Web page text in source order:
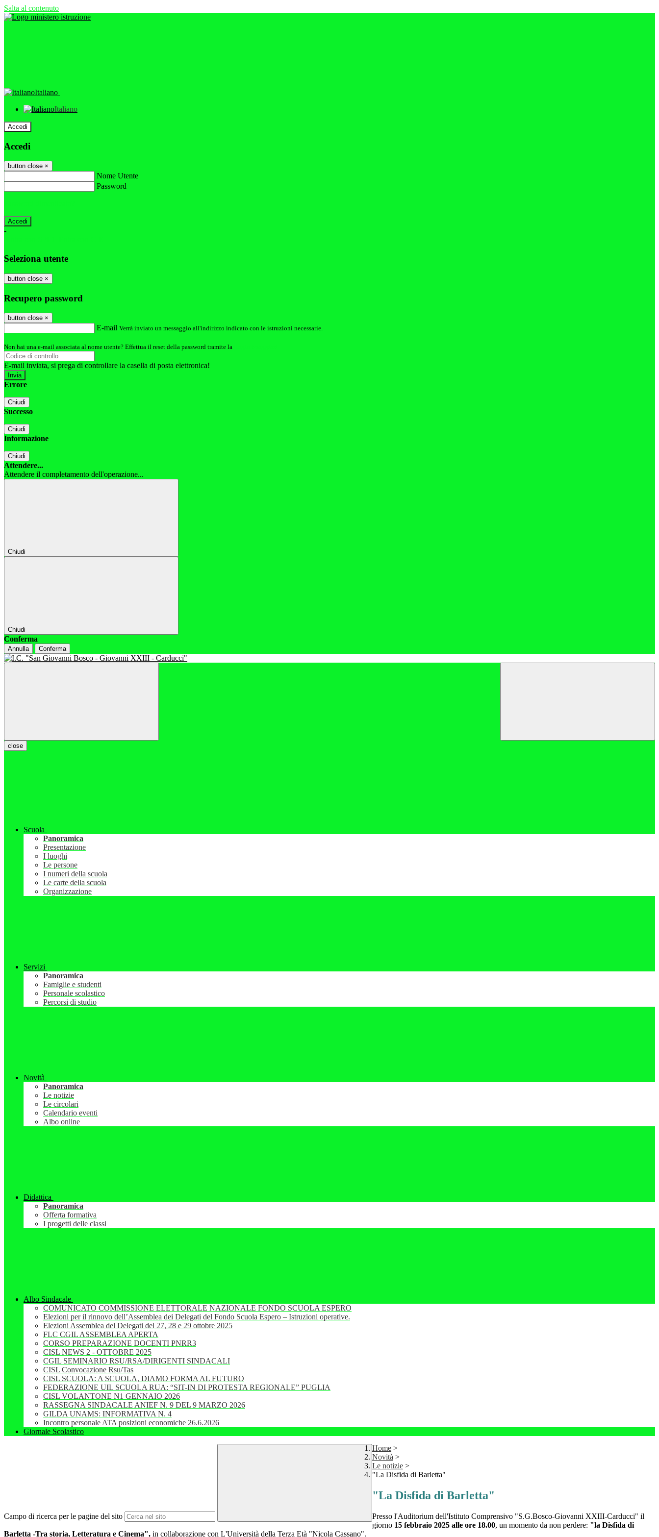
Salta al contenuto
Italiano
Italiano
Accedi
Accedi
button close ×
Nome Utente
Password
-
Seleziona utente
button close ×
Recupero password
button close ×
E-mail Verrà inviato un messaggio all'indirizzo indicato con le istruzioni necessarie.
Non hai una e-mail associata al nome utente? Effettua il reset della password tramite la
E-mail inviata, si prega di controllare la casella di posta elettronica!
Errore
Chiudi
Successo
Chiudi
Informazione
Chiudi
Attendere...
Attendere il completamento dell'operazione...
Chiudi
Chiudi
Conferma
Annulla Conferma
close
Scuola
Panoramica
Presentazione
I luoghi
Le persone
I numeri della scuola
Le carte della scuola
Organizzazione
Servizi
Panoramica
Famiglie e studenti
Personale scolastico
Percorsi di studio
Novità
Panoramica
Le notizie
Le circolari
Calendario eventi
Albo online
Didattica
Panoramica
Offerta formativa
I progetti delle classi
Albo Sindacale
COMUNICATO COMMISSIONE ELETTORALE NAZIONALE FONDO SCUOLA ESPERO
Elezioni per il rinnovo dell’Assemblea dei Delegati del Fondo Scuola Espero – Istruzioni operative.
Elezioni Assemblea del Delegati del 27, 28 e 29 ottobre 2025
FLC CGIL ASSEMBLEA APERTA
CORSO PREPARAZIONE DOCENTI PNRR3
CISL NEWS 2 - OTTOBRE 2025
CGIL SEMINARIO RSU/RSA/DIRIGENTI SINDACALI
CISL Convocazione Rsu/Tas
CISL SCUOLA: A SCUOLA, DIAMO FORMA AL FUTURO
FEDERAZIONE UIL SCUOLA RUA: “SIT-IN DI PROTESTA REGIONALE” PUGLIA
CISL VOLANTONE N1 GENNAIO 2026
RASSEGNA SINDACALE ANIEF N. 9 DEL 9 MARZO 2026
GILDA UNAMS: INFORMATIVA N. 4
Incontro personale ATA posizioni economiche 26.6.2026
Giornale Scolastico
Campo di ricerca per le pagine del sito
Home >
Novità >
Le notizie >
"La Disfida di Barletta"
"La Disfida di Barletta"
Presso l'Auditorium dell'Istituto Comprensivo "S.G.Bosco-Giovanni XXIII-Carducci" il
giorno 15 febbraio 2025 alle ore 18.00, un momento da non perdere: "la Disfida di
Barletta -Tra storia, Letteratura e Cinema", in collaborazione con L'Università della Terza Età "Nicola Cassano".